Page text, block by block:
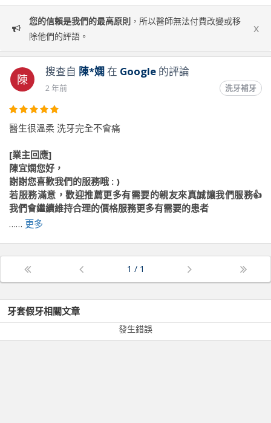
您的信賴是我們的最高原則 ，所以醫師無法付費改變或移
除他們的評語。
x
陳
搜查自 陳*嫻在 Google的評論
2 年前 洗牙補牙
醫生很溫柔 洗牙完全不會痛
[業主回應]
陳宜嫻您好，
謝謝您喜歡我們的服務哦 : )
若服務滿意，歡迎推薦更多有需要的親友來真誠讓我們服務👍
我們會繼續維持合理的價格服務更多有需要的患者
歡迎可以加入我們的官方LINE帳號，會有專人線上為您服務😊
『誠』意提供您合理的價格高品質的照護😍
『醫』療相關問題歡迎線上免費諮詢🙋‍♂️
#真誠牙醫 #平價植牙 #全口重建 #Allon4一日重建 #牙周病治
療 #假牙全瓷冠 #美學貼片 #3D電腦斷層 #牙周專科 #植牙專
…… 更多
1 / 1
牙套假牙相關文章
發生錯誤